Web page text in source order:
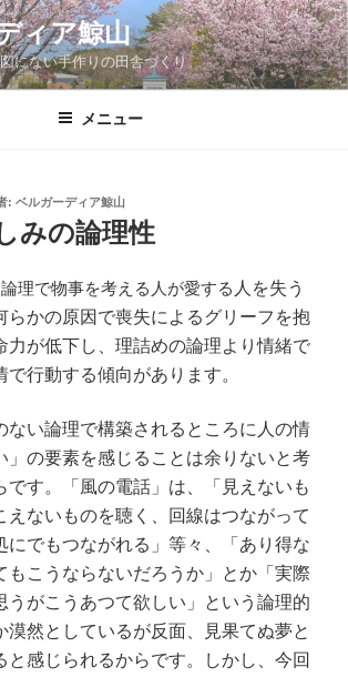
ィア鯨山
にない手作りの田舎づくり。
メニュー
: ベルガーディア鯨山
みの論理性
理で物事を考える人が愛する 人を失う
らかの原因で喪失によるグリーフを抱
力が低下し、理詰めの論理より情緒で
行動する傾向があります。
ない論理で構築されるところに人の情
」の要素を感じることは余りないと考
です。「風の電話」は、「見えないも
えないものを聴く、回線はつながって
にでもつながれる」等々、「あり得な
もこうならないだろうか」とか「実際
うがこうあつて欲しい」という論理的
漠然としているが反面、見果てぬ夢と
と感じられるからです。しかし、今回